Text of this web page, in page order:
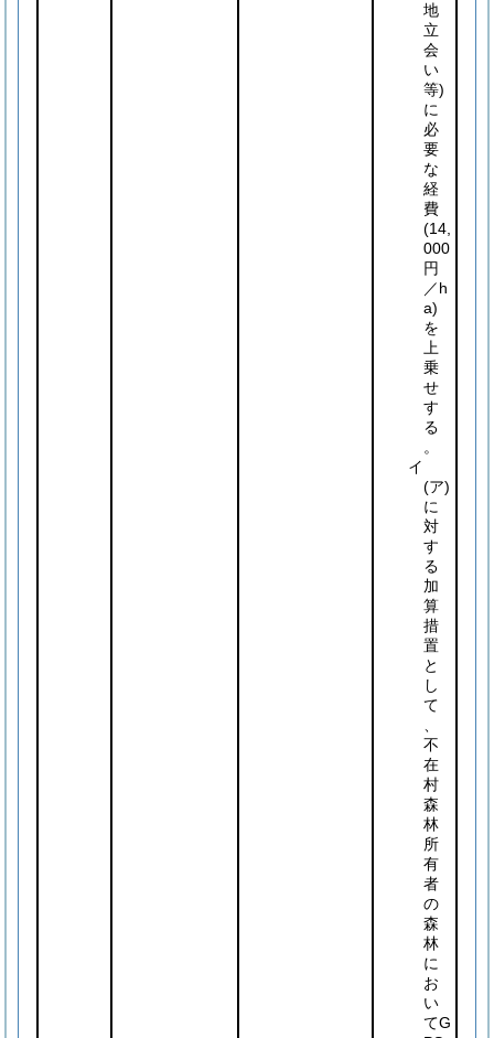
地
立
会
い
等)
に
必
要
な
経
費
(14,
000
円
／h
a)
を
上
乗
せ
す
る
。
イ
(ア)
に
対
す
る
加
算
措
置
と
し
て
不
在
村
森
林
所
有
者
の
森
林
に
お
い
てG